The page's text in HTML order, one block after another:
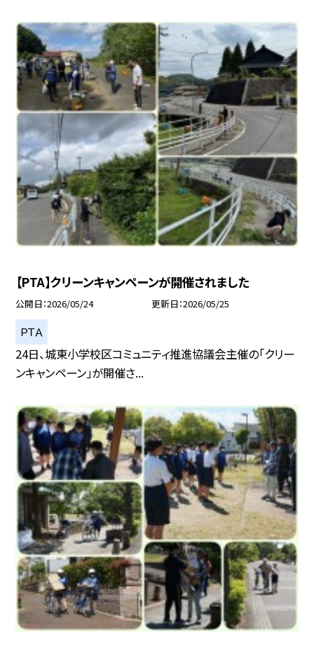
【PTA】クリーンキャンペーンが開催されました
公開日 2026/05/24 更新日 2026/05/25
ＰＴＡ
24日、城東小学校区コミュニティ推進協議会主催の「クリー
ンキャンペーン」が開催さ...